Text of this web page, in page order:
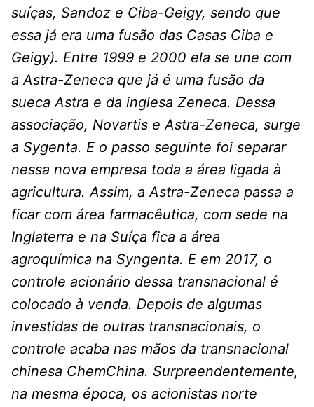
suíças, Sandoz e Ciba-Geigy, sendo que
essa já era uma fusão das Casas Ciba e
Geigy). Entre 1999 e 2000 ela se une com
a Astra-Zeneca que já é uma fusão da
sueca Astra e da inglesa Zeneca. Dessa
associação, Novartis e Astra-Zeneca, surge
a Sygenta. E o passo seguinte foi separar
nessa nova empresa toda a área ligada à
agricultura. Assim, a Astra-Zeneca passa a
ficar com área farmacêutica, com sede na
Inglaterra e na Suíça fica a área
agroquímica na Syngenta. E em 2017, o
controle acionário dessa transnacional é
colocado à venda. Depois de algumas
investidas de outras transnacionais, o
controle acaba nas mãos da transnacional
chinesa ChemChina. Surpreendentemente,
na mesma época, os acionistas norte